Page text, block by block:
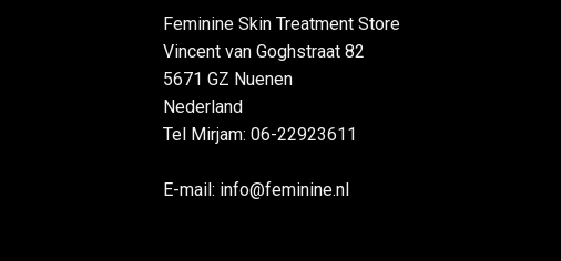
Feminine Skin Treatment Store
Vincent van Goghstraat 82
5671 GZ Nuenen
Nederland
Tel Mirjam: 06-22923611
E-mail: info@feminine.nl